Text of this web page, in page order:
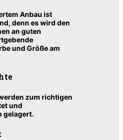
Anbau ist
denn es wird den
an guten
und Größe am
zum richtigen
und
gelagert.